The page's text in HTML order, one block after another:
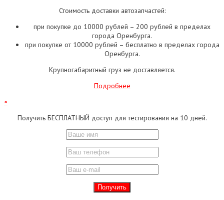
Стоимость доставки автозапчастей:
при покупке до 10000 рублей – 200 рублей в пределах
города Оренбурга.
при покупке от 10000 рублей – бесплатно в пределах города
Оренбурга.
Крупногабаритный груз не доставляется.
Подробнее
×
Получить БЕСПЛАТНЫЙ доступ для тестирования на 10 дней.